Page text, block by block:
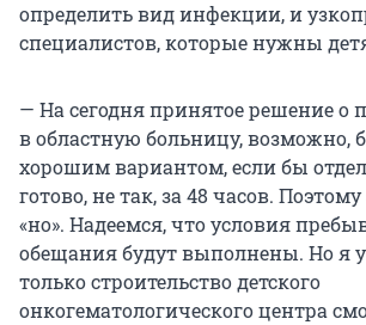
определить вид инфекции, и
специалистов, которые нужны
— На сегодня принятое решение о
в областную больницу, возможно,
хорошим вариантом, если бы
готово, не так, за 48 часов. Поэтому
«но». Надеемся, что условия
обещания будут выполнены. Но я
только строительство детского
онкогематологического центра